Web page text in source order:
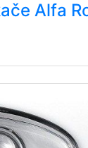
Alfa